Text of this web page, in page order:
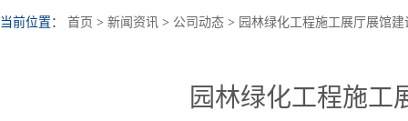
当前位置： 首页 > 新闻资讯 > 公司动态 > 园林绿化工程施工展厅展馆
园林绿化工程施工